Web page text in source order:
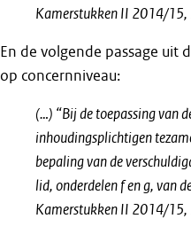
Kamerstukken II 2014/
En de volgende passage uit
op concernniveau:
(…) “Bij de toepassing van
inhoudingsplichtigen
bepaling van de
lid, onderdelen f en g, van
Kamerstukken II 2014/